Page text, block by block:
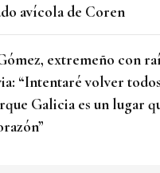
avícola de Coren
extremeño con
“Intentaré volver
Galicia es un lugar